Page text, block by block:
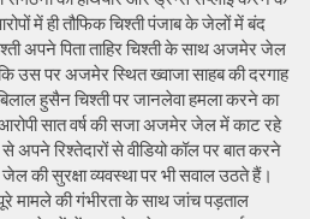
में ही तौफिक चिश्ती पंजाब के जेलों में बंद
अपने पिता ताहिर चिश्ती के साथ अजमेर जेल
उस पर अजमेर स्थित ख्वाजा साहब की दरगाह
हुसैन चिश्ती पर जानलेवा हमला करने का
सात वर्ष की सजा अजमेर जेल में काट रहे
रिश्तेदारों से वीडियो कॉल पर बात करने
की सुरक्षा व्यवस्था पर भी सवाल उठते हैं।
मामले की गंभीरता के साथ जांच पड़ताल